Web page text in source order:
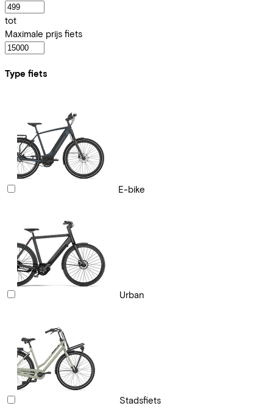
tot
Maximale prijs fiets
Type fiets
E-bike
Urban
Stadsfiets